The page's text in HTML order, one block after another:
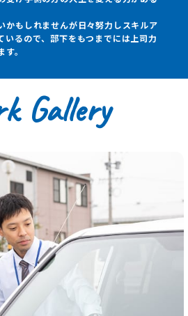
かもしれませんが日々努力しスキルア
いるので、部下をもつまでには上司力
。
Gallery